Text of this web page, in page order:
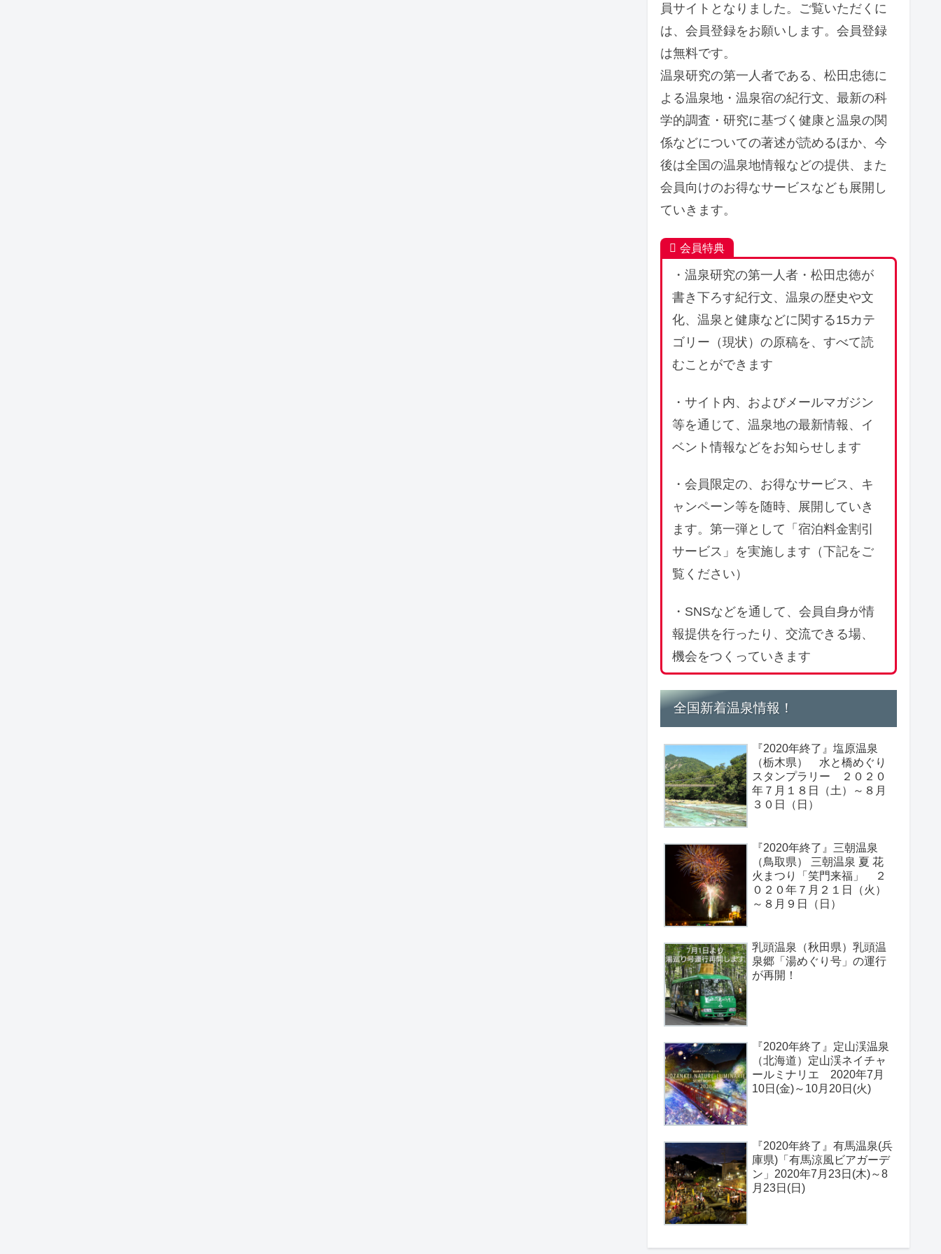
員サイトとなりました。ご覧いただくに
は、会員登録をお願いします。会員登録
は無料です。
温泉研究の第一人者である、松田忠徳に
よる温泉地・温泉宿の紀行文、最新の科
学的調査・研究に基づく健康と温泉の関
係などについての著述が読めるほか、今
後は全国の温泉地情報などの提供、また
会員向けのお得なサービスなども展開し
ていきます。
会員特典
・温泉研究の第一人者・松田忠徳が
書き下ろす紀行文、温泉の歴史や文
化、温泉と健康などに関する15カテ
ゴリー（現状）の原稿を、すべて読
むことができます
・サイト内、およびメールマガジン
等を通じて、温泉地の最新情報、イ
ベント情報などをお知らせします
・会員限定の、お得なサービス、キ
ャンペーン等を随時、展開していき
ます。第一弾として「宿泊料金割引
サービス」を実施します（下記をご
覧ください）
・SNSなどを通して、会員自身が情
報提供を行ったり、交流できる場、
機会をつくっていきます
全国新着温泉情報！
『2020年終了』塩原温泉
（栃木県） 水と橋めぐり
スタンプラリー ２０２０
年７月１８日（土）～８月
３０日（日）
『2020年終了』三朝温泉
（鳥取県） 三朝温泉 夏 花
火まつり「笑門来福」 ２
０２０年７月２１日（火）
～８月９日（日）
乳頭温泉（秋田県）乳頭温
泉郷「湯めぐり号」の運行
が再開！
『2020年終了』定山渓温泉
（北海道）定山渓ネイチャ
ールミナリエ 2020年7月
10日(金)～10月20日(火)
『2020年終了』有馬温泉(兵
庫県)「有馬涼風ビアガーデ
ン」2020年7月23日(木)～8
月23日(日)